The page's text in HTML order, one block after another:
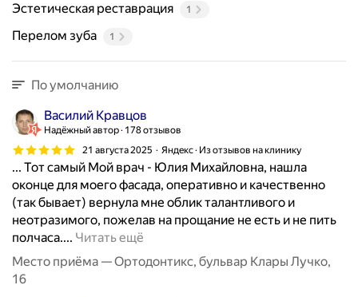
Эстетическая реставрация 1
Перелом зуба 1
По умолчанию
Василий Кравцов
Надёжный автор 178 отзывов
21 августа 2025
Яндекс · Из отзывов на клинику
... Тот самый Мой врач - Юлия Михайловна, нашла
оконце для моего фасада, оперативно и качественно
(так бывает) вернула мне облик талантливого и
неотразимого, пожелав на прощание не есть и не пить
полчаса.... Читать ещё
г
Место приёма — Ортодонтикс, бульвар Клары Лучко,
16